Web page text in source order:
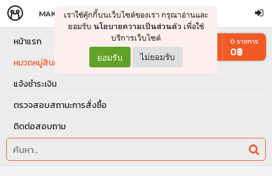
จัดการรถเข็น ดำเนินการต่อ
MAKERS STORE
เราใช้คุ๊กกี้บนเว็บไซต์ของเรา กรุณาอ่านและ
ยอมรับ นโยบายความเป็นส่วนตัว เพื่อใช้
บริการเว็บไซต์
ยอมรับ ไม่ยอมรับ
หน้าแรก
หมวดหมู่สินค้า
แจ้งชำระเงิน
ตรวจสอบสถานะการสั่งซื้อ
ติดต่อสอบถาม
0 รายการ
0฿